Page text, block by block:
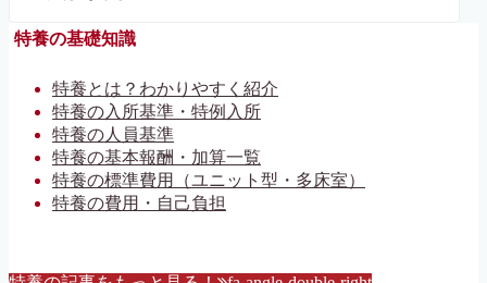
特養の基礎知識
特養とは？わかりやすく紹介
特養の入所基準・特例入所
特養の人員基準
特養の基本報酬・加算一覧
特養の標準費用（ユニット型・多床室）
特養の費用・自己負担